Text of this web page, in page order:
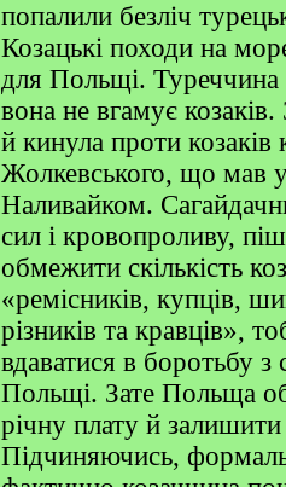
попалили безліч
Козацькі походи на
для Польщі.
вона не вгамує
й кинула проти козаків
Жолкевського, що мав
Наливайком.
сил і кровопроливу,
обмежити скількість
«ремісників, купців,
різників та кравців»,
вдаватися в боротьбу
Польщі. Зате Польща
річну плату й
Підчиняючись,